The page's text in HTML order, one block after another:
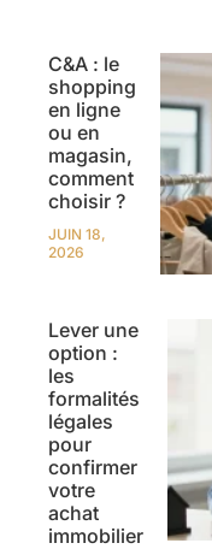
C&A : le
shopping
en ligne
ou en
magasin,
comment
choisir ?
JUIN 18,
2026
Lever une
option :
les
formalités
légales
pour
confirmer
votre
achat
immobilier